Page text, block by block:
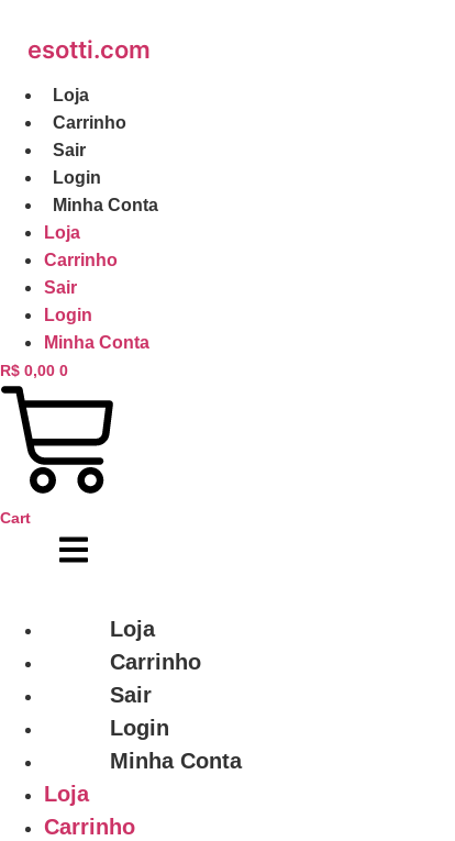
conteúdo
esotti.com
Loja
Carrinho
Sair
Login
Minha Conta
Loja
Carrinho
Sair
Login
Minha Conta
R$ 0,00 0
Cart
Loja
Carrinho
Sair
Login
Minha Conta
Loja
Carrinho